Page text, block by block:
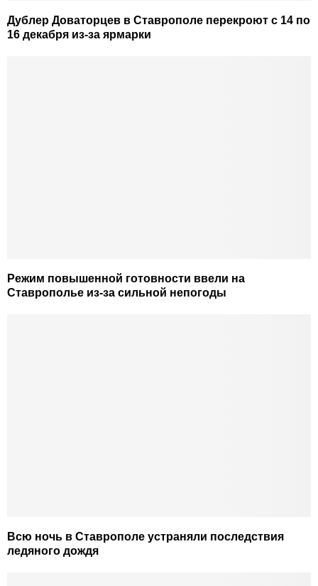
Дублер Доваторцев в Ставрополе перекроют с 14 по
16 декабря из-за ярмарки
Режим повышенной готовности ввели на
Ставрополье из-за сильной непогоды
Всю ночь в Ставрополе устраняли последствия
ледяного дождя